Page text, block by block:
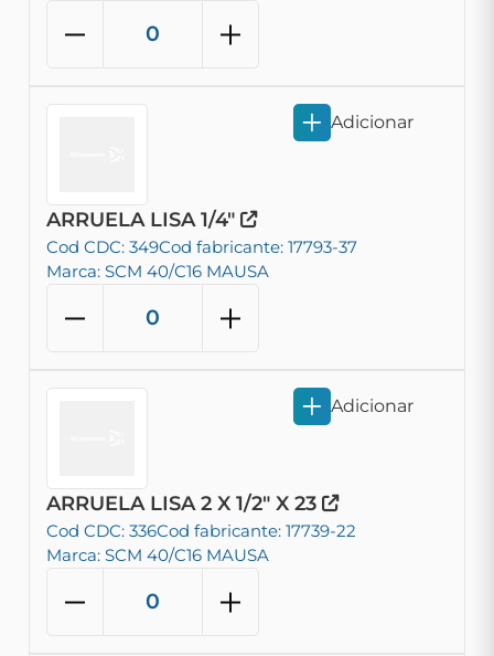
ARRUELA LISA 1/4"
Cod CDC: 349Cod fabricante: 17793-37
Marca: SCM 40/C16 MAUSA
Adicionar
ARRUELA LISA 2 X 1/2" X 23
Cod CDC: 336Cod fabricante: 17739-22
Marca: SCM 40/C16 MAUSA
Adicionar